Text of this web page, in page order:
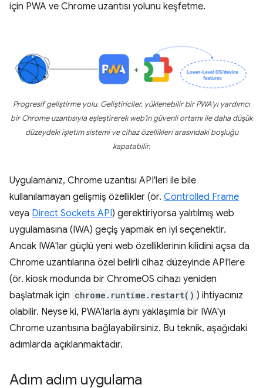
için PWA ve Chrome uzantısı yolunu keşfetme.
Progresif geliştirme yolu. Geliştiriciler, yüklenebilir bir PWA'yı yardımcı
bir Chrome uzantısıyla eşleştirerek web'in güvenli ortamı ile daha düşük
düzeydeki işletim sistemi ve cihaz özellikleri arasındaki boşluğu
kapatabilir.
Uygulamanız, Chrome uzantısı API'leri ile bile
kullanılamayan gelişmiş özellikler (ör. Controlled Frame
veya Direct Sockets API) gerektiriyorsa yalıtılmış web
uygulamasına (IWA) geçiş yapmak en iyi seçenektir.
Ancak IWA'lar güçlü yeni web özelliklerinin kilidini açsa da
Chrome uzantılarına özel belirli cihaz düzeyinde API'lere
(ör. kiosk modunda bir ChromeOS cihazı yeniden
başlatmak için chrome.runtime.restart() ) ihtiyacınız
olabilir. Neyse ki, PWA'larla aynı yaklaşımla bir IWA'yı
Chrome uzantısına bağlayabilirsiniz. Bu teknik, aşağıdaki
adımlarda açıklanmaktadır.
Adım adım uygulama